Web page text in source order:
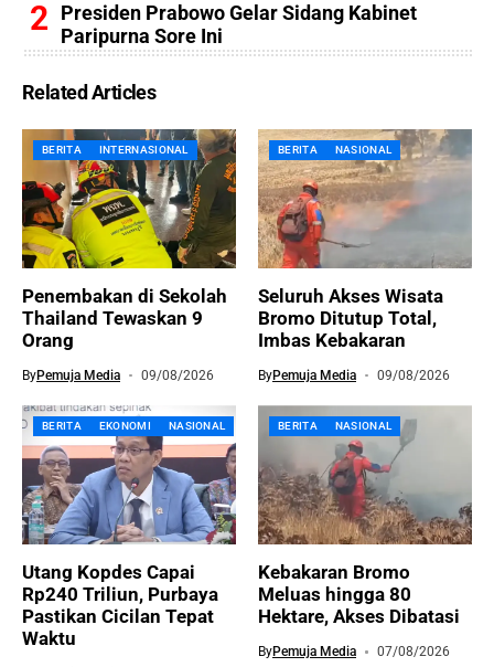
Presiden Prabowo Gelar Sidang Kabinet
Paripurna Sore Ini
Related Articles
BERITA INTERNASIONAL
Penembakan di Sekolah
Thailand Tewaskan 9
Orang
ByPemuja Media 09/08/2026
BERITA NASIONAL
Seluruh Akses Wisata
Bromo Ditutup Total,
Imbas Kebakaran
ByPemuja Media 09/08/2026
BERITA EKONOMI NASIONAL
Utang Kopdes Capai
Rp240 Triliun, Purbaya
Pastikan Cicilan Tepat
Waktu
BERITA NASIONAL
Kebakaran Bromo
Meluas hingga 80
Hektare, Akses Dibatasi
ByPemuja Media 07/08/2026